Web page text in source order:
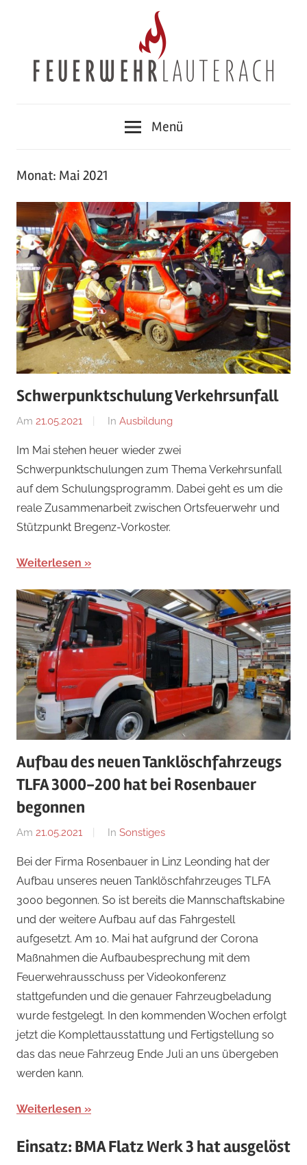
Lauterach
Menü
Monat: Mai 2021
Schwerpunktschulung Verkehrsunfall
Am 21.05.2021
Von
In Ausbildung
Im Mai stehen heuer wieder zwei
Schwerpunktschulungen zum Thema Verkehrsunfall
auf dem Schulungsprogramm. Dabei geht es um die
reale Zusammenarbeit zwischen Ortsfeuerwehr und
Stützpunkt Bregenz-Vorkoster.
Weiterlesen
Aufbau des neuen Tanklöschfahrzeugs
TLFA 3000-200 hat bei Rosenbauer
begonnen
Am 21.05.2021
Von
In Sonstiges
Bei der Firma Rosenbauer in Linz Leonding hat der
Aufbau unseres neuen Tanklöschfahrzeuges TLFA
3000 begonnen. So ist bereits die Mannschaftskabine
und der weitere Aufbau auf das Fahrgestell
aufgesetzt. Am 10. Mai hat aufgrund der Corona
Maßnahmen die Aufbaubesprechung mit dem
Feuerwehrausschuss per Videokonferenz
stattgefunden und die genauer Fahrzeugbeladung
wurde festgelegt. In den kommenden Wochen erfolgt
jetzt die Komplettausstattung und Fertigstellung so
das das neue Fahrzeug Ende Juli an uns übergeben
werden kann.
Weiterlesen
Einsatz: BMA Flatz Werk 3 hat ausgelöst